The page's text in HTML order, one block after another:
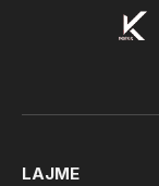
LAJME